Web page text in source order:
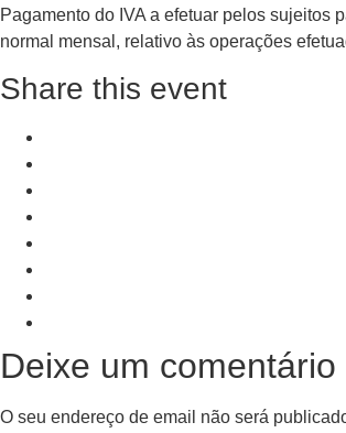
Pagamento do IVA a efetuar pelos sujeitos
normal mensal, relativo às operações
Share this event
Deixe um comentário
O seu endereço de email não será